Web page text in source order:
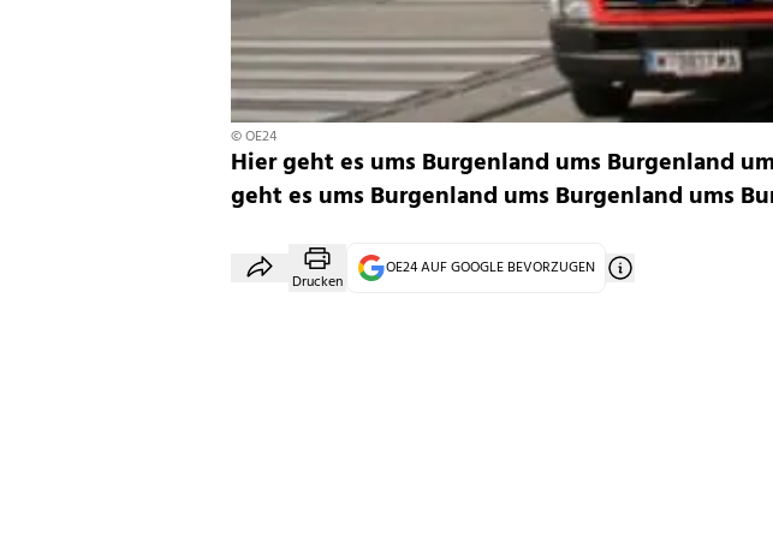
© OE24
Hier geht es ums Burgenland ums Burgenland
geht es ums Burgenland ums Burgenland ums
Drucken
OE24 AUF GOOGLE BEVORZUGEN